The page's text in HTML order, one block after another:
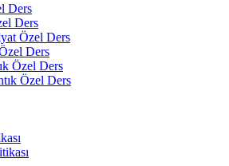
Ders
Ders
Özel Ders
Ders
Özel Ders
Özel Ders